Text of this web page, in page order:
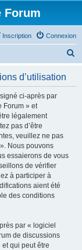
Forum
Connexion
Inscription
d’utilisation
ci-après par
Forum » et
légalement
pas d’être
veuillez ne pas
Nous pouvons
essaierons de vous
de vérifier
à participer à
aient été
des conditions
par « logiciel
de discussions
et qui peut être